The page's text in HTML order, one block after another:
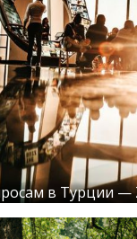
в Турции —